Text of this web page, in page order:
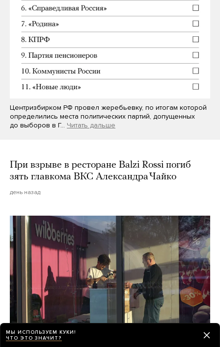
Центризбирком РФ провел жеребьевку, по итогам которой
определились места политических партий, допущенных
до выборов в Г… Читать дальше
При взрыве в ресторане Balzi Rossi погиб
зять главкома ВКС Александра Чайко
день назад
МЫ ИСПОЛЬЗУЕМ КУКИ!
ЧТО ЭТО ЗНАЧИТ?